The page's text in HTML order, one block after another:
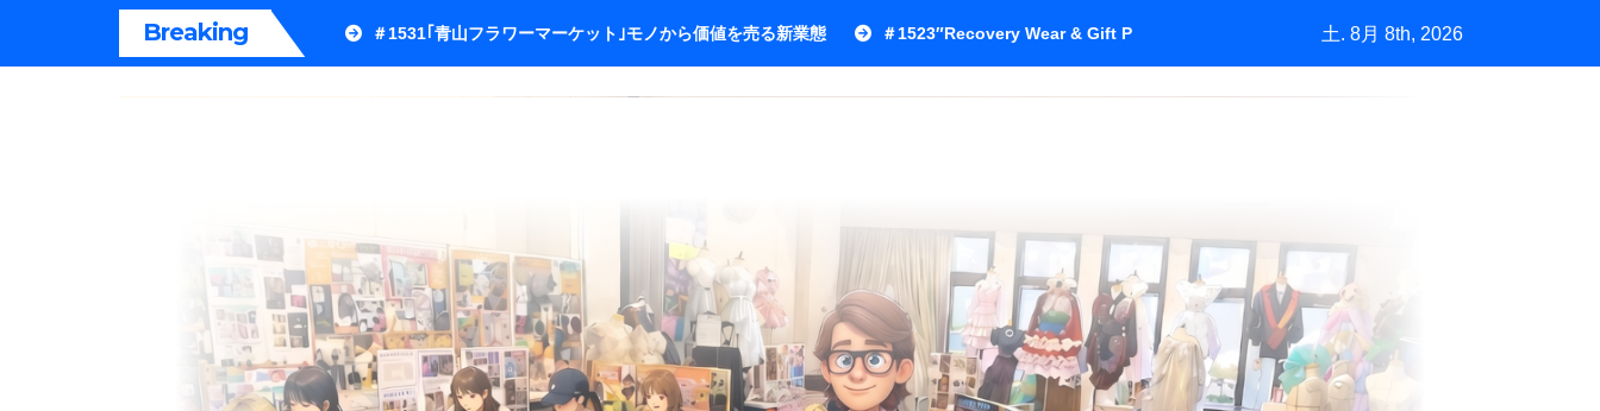
Breaking ＃1531｢青山フラワーマーケット｣モノから価値を売る新業態 ＃1523″Recovery Wear & Gift Purchasing”How Marketing Grows a Market by
土. 8月 8th, 2026